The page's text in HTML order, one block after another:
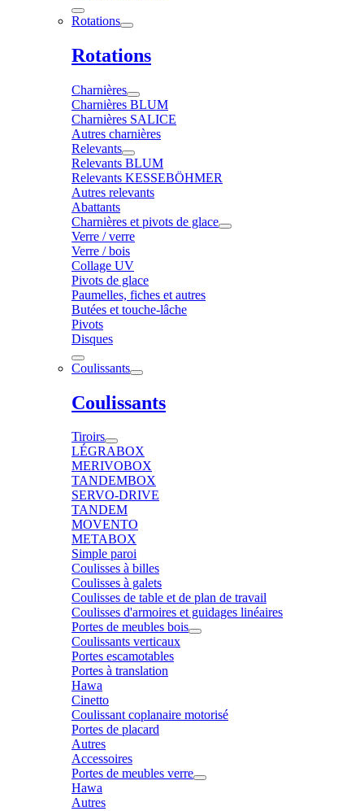
Rotations
Rotations
Charnières
Charnières BLUM
Charnières SALICE
Autres charnières
Relevants
Relevants BLUM
Relevants KESSEBÖHMER
Autres relevants
Abattants
Charnières et pivots de glace
Verre / verre
Verre / bois
Collage UV
Pivots de glace
Paumelles, fiches et autres
Butées et touche-lâche
Pivots
Disques
Coulissants
Coulissants
Tiroirs
LÉGRABOX
MERIVOBOX
TANDEMBOX
SERVO-DRIVE
TANDEM
MOVENTO
METABOX
Simple paroi
Coulisses à billes
Coulisses à galets
Coulisses de table et de plan de travail
Coulisses d'armoires et guidages linéaires
Portes de meubles bois
Coulissants verticaux
Portes escamotables
Portes à translation
Hawa
Cinetto
Coulissant coplanaire motorisé
Portes de placard
Autres
Accessoires
Portes de meubles verre
Hawa
Autres